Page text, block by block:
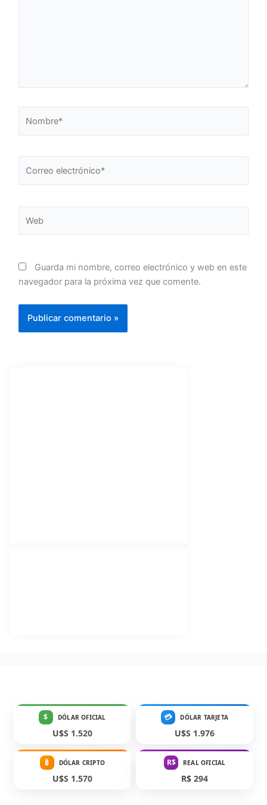
electrónico*
Guarda mi nombre, correo electrónico y web en este
navegador para la próxima vez que comente.
$ DÓLAR OFICIAL
U$S 1.520
💳 DÓLAR TARJETA
U$S 1.976
₿ DÓLAR CRIPTO
U$S 1.570
R$ REAL OFICIAL
R$ 294